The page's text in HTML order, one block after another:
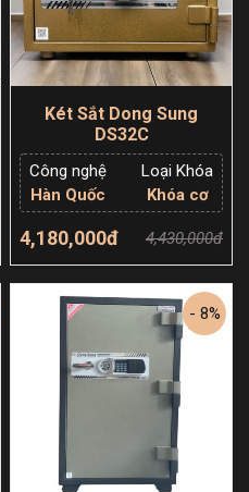
Két Sắt Dong Sung
DS32C
Công nghệ
Hàn Quốc
Loại Khóa
Khóa cơ
4,180,000đ 4,430,000đ
Thêm giỏ hàng
- 8%